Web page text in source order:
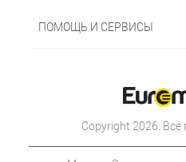
ПОМОЩЬ И СЕРВИСЫ
Copyright 2026.